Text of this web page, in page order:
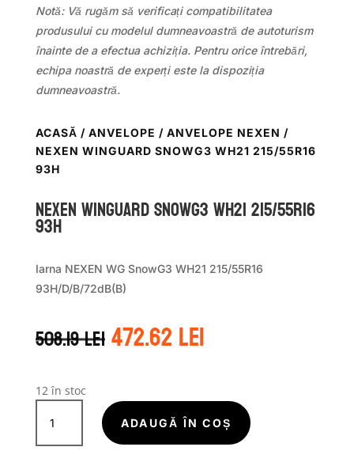
Notă: Vă rugăm să verificați compatibilitatea
produsului cu modelul dumneavoastră de autoturism
înainte de a efectua achiziția. Pentru orice întrebări,
echipa noastră de experți este la dispoziția
dumneavoastră.
ACASĂ / ANVELOPE / ANVELOPE NEXEN /
NEXEN WINGUARD SNOWG3 WH21 215/55R16
93H
Nexen WINGUARD SNOWG3 WH21 215/55R16
93H
Iarna NEXEN WG SnowG3 WH21 215/55R16
93H/D/B/72dB(B)
508.19leiPrețul
inițial
508.19 lei.
472.62leiPrețul
curent
12 în stoc
Cantitate
Nexen
WINGUARD
ADAUGĂ ÎN COȘ